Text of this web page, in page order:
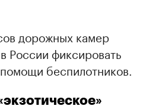
дорожных камер
России фиксировать
беспилотников.